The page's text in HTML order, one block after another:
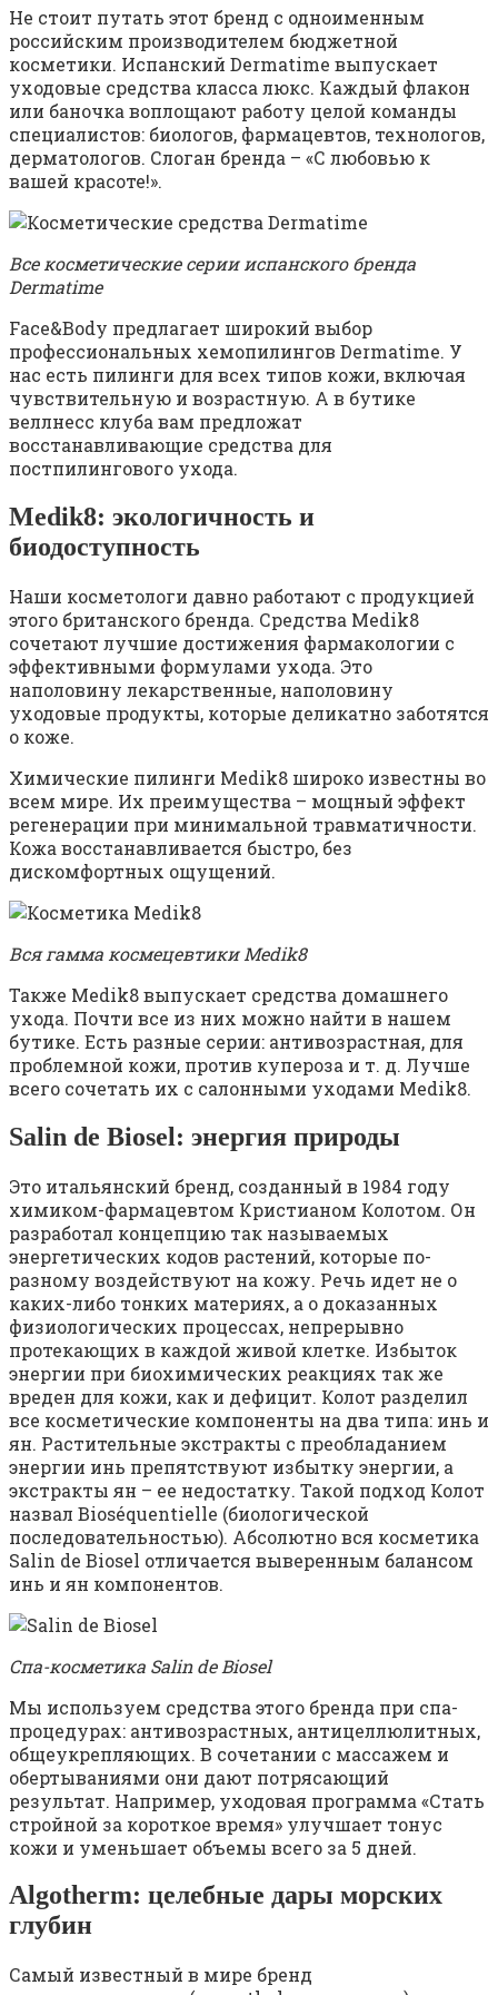
Не стоит путать этот бренд с одноименным
российским производителем бюджетной
косметики. Испанский Dermatime выпускает
уходовые средства класса люкс. Каждый флакон
или баночка воплощают работу целой команды
специалистов: биологов, фармацевтов, технологов,
дерматологов. Слоган бренда – «С любовью к
вашей красоте!».
Все косметические серии испанского бренда
Dermatime
Face&Body предлагает широкий выбор
профессиональных хемопилингов Dermatime. У
нас есть пилинги для всех типов кожи, включая
чувствительную и возрастную. А в бутике
веллнесс клуба вам предложат
восстанавливающие средства для
постпилингового ухода.
Medik8: экологичность и
биодоступность
Наши косметологи давно работают с продукцией
этого британского бренда. Средства Medik8
сочетают лучшие достижения фармакологии с
эффективными формулами ухода. Это
наполовину лекарственные, наполовину
уходовые продукты, которые деликатно заботятся
о коже.
Химические пилинги Medik8 широко известны во
всем мире. Их преимущества – мощный эффект
регенерации при минимальной травматичности.
Кожа восстанавливается быстро, без
дискомфортных ощущений.
Вся гамма космецевтики Medik8
Также Medik8 выпускает средства домашнего
ухода. Почти все из них можно найти в нашем
бутике. Есть разные серии: антивозрастная, для
проблемной кожи, против купероза и т. д. Лучше
всего сочетать их с салонными уходами Medik8.
Salin de Biosel: энергия природы
Это итальянский бренд, созданный в 1984 году
химиком-фармацевтом Кристианом Колотом. Он
разработал концепцию так называемых
энергетических кодов растений, которые по-
разному воздействуют на кожу. Речь идет не о
каких-либо тонких материях, а о доказанных
физиологических процессах, непрерывно
протекающих в каждой живой клетке. Избыток
энергии при биохимических реакциях так же
вреден для кожи, как и дефицит. Колот разделил
все косметические компоненты на два типа: инь и
ян. Растительные экстракты с преобладанием
энергии инь препятствуют избытку энергии, а
экстракты ян – ее недостатку. Такой подход Колот
назвал Bioséquentielle (биологической
последовательностью). Абсолютно вся косметика
Salin de Biosel отличается выверенным балансом
инь и ян компонентов.
Спа-косметика Salin de Biosel
Мы используем средства этого бренда при спа-
процедурах: антивозрастных, антицеллюлитных,
общеукрепляющих. В сочетании с массажем и
обертываниями они дают потрясающий
результат. Например, уходовая программа «Стать
стройной за короткое время» улучшает тонус
кожи и уменьшает объемы всего за 5 дней.
Algotherm: целебные дары морских
глубин
Самый известный в мире бренд